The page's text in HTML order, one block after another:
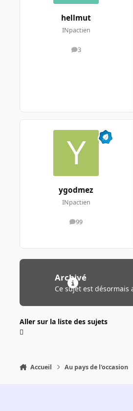
hellmut
INpactien
3
messages
ygodmez
INpactien
99
messages
Archivé
Ce sujet est
Aller sur la liste des sujets
Accueil Au pays de l'occasion